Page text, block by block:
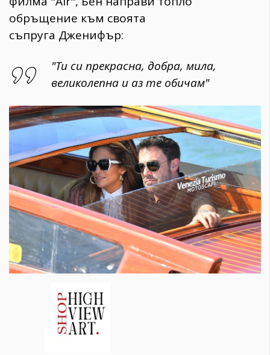
обръщение към своята
съпруга Дженифър:
"Ти си прекрасна, добра, мила,
великолепна и аз те обичам"